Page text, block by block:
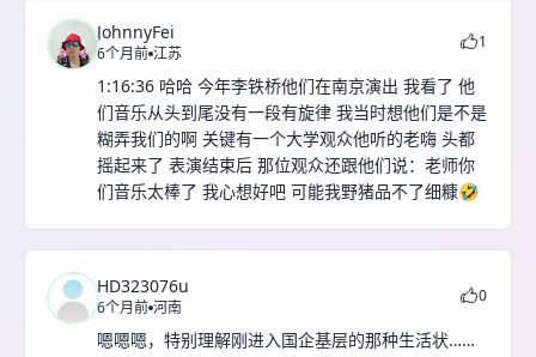
JohnnyFei
6个月前 江苏
1
1:16:36 哈哈 今年李铁桥他们在南京演出 我看了 他
们音乐从头到尾没有一段有旋律 我当时想他们是不是
糊弄我们的啊 关键有一个大学观众他听的老嗨 头都
摇起来了 表演结束后 那位观众还跟他们说：老师你
们音乐太棒了 我心想好吧 可能我野猪品不了细糠🤣
HD323076u
6个月前 河南
0
嗯嗯嗯，特别理解刚进入国企基层的那种生活状……